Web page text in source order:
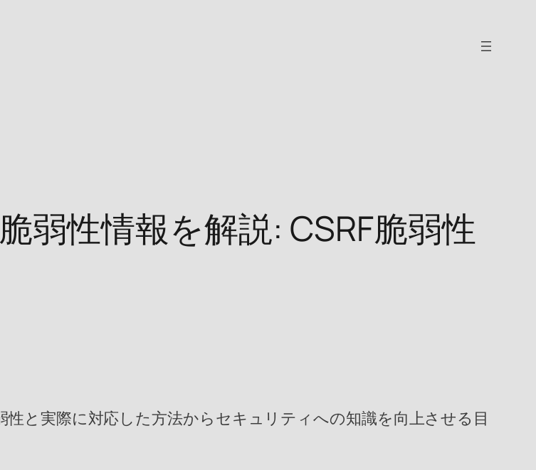
弱性情報を解説: CSRF脆弱性
と実際に対応した方法からセキュリティへの知識を向上させる目